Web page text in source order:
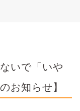
いで「いや
お知らせ】